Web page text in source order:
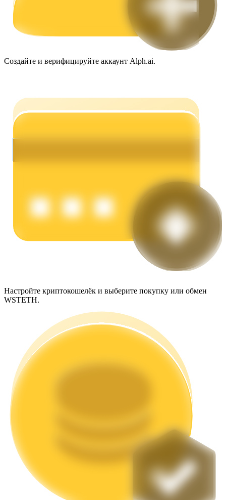
Узнайте, как оставаться прибыльным
Заработок
Получайте конкурентные награды ежедневно
Стейкинг
Высокая прибыль и мгновенный доступ
Launchpool
Гибкая ставка для заработка популярных токенов
Создайте и верифицируйте аккаунт Alph.ai.
Настройте криптокошелёк и выберите покупку или обмен
WSTETH.